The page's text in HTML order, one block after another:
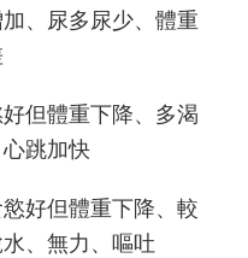
、尿多尿少、體重
但體重下降、多渴
跳加快
好但體重下降、較
、無力、嘔吐